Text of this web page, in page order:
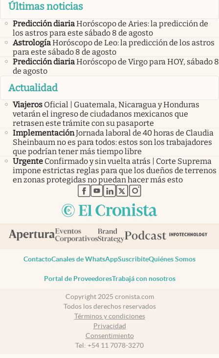
Últimas noticias
Predicción diariaHoróscopo de Aries: la predicción de
los astros para este sábado 8 de agosto
AstrologíaHoróscopo de Leo: la predicción de los astros
para este sábado 8 de agosto
Predicción diariaHoróscopo de Virgo para HOY, sábado 8
de agosto
Actualidad
Viajeros Oficial | Guatemala, Nicaragua y Honduras
vetarán el ingreso de ciudadanos mexicanos que
retrasen este trámite con su pasaporte
ImplementaciónJornada laboral de 40 horas de Claudia
Sheinbaum no es para todos: estos son los trabajadores
que podrían tener más tiempo libre
Urgente Confirmado y sin vuelta atrás | Corte Suprema
impone estrictas reglas para que los dueños de terrenos
en zonas protegidas no puedan hacer más esto
abre en nueva pestaña
abre en nueva pestaña
abre en nueva pestaña
abre en nueva pestaña
abre en nueva pestaña
ContactoCanales de WhatsAppSuscribiteQuiénes Somos
Portal de ProveedoresTrabajá con nosotros
Copyright 2025 cronista.com
Todos los derechos reservados
Términos y condiciones
Privacidad
Consentimiento
Tel: +54 11 7078-3270